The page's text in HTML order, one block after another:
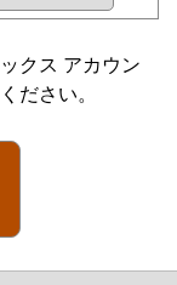
クス アカウン
ださい。